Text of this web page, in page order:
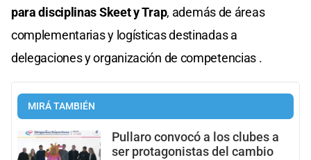
para disciplinas Skeet y Trap, además de áreas
complementarias y logísticas destinadas a
delegaciones y organización de competencias .
MIRÁ TAMBIÉN
Pullaro convocó a los clubes a
ser protagonistas del cambio